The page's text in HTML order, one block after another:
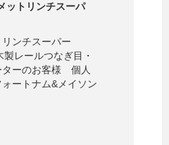
ットリンチスーパ
ンチスーパー
レールつなぎ目・
ターのお客様 個人
ートナム&メイソン